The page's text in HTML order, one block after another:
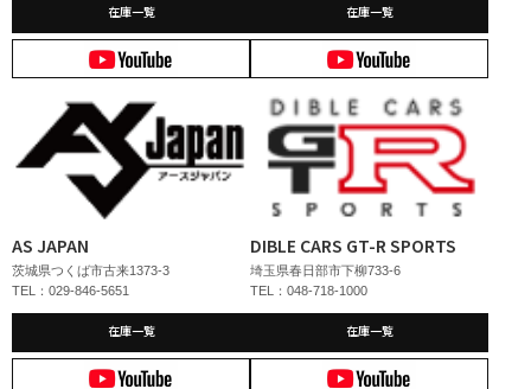
在庫一覧 在庫一覧
AS JAPAN
茨城県つくば市古来1373-3
TEL：029-846-5651
在庫一覧
DIBLE CARS GT-R SPORTS
埼玉県春日部市下柳733-6
TEL：048-718-1000
在庫一覧